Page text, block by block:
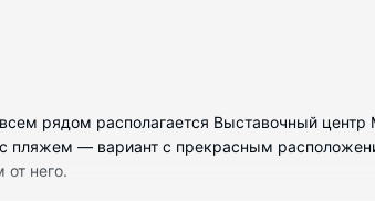
рядом располагается Выставочный центр
пляжем — вариант с прекрасным
от него.